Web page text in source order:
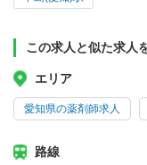
この求人と似た求人
エリア
愛知県の薬剤師求人
路線